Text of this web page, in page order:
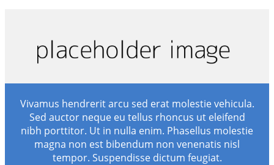
Vivamus hendrerit arcu sed erat molestie vehicula.
Sed auctor neque eu tellus rhoncus ut eleifend
nibh porttitor. Ut in nulla enim. Phasellus molestie
magna non est bibendum non venenatis nisl
tempor. Suspendisse dictum feugiat.